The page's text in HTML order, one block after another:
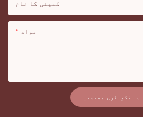
کمپنی کا نام
مواد
اب انکوائری بھیجیں